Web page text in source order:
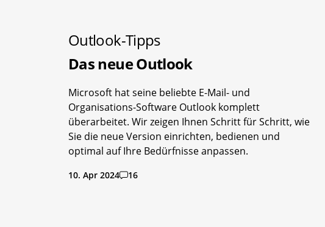
Outlook-Tipps
Das neue Outlook
Microsoft hat seine beliebte E-Mail- und
Organisations-Software Outlook komplett
überarbeitet. Wir zeigen Ihnen Schritt für Schritt, wie
Sie die neue Version einrichten, bedienen und
optimal auf Ihre Bedürfnisse anpassen.
10. Apr 2024 16